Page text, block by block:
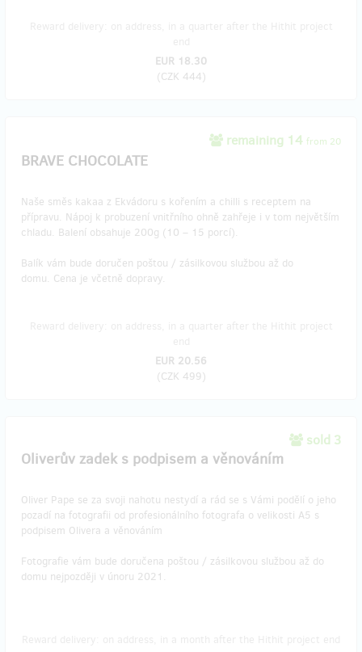
EUR 18.30
(CZK 444)
remaining 14 from 20
BRAVE CHOCOLATE
Naše směs kakaa z Ekvádoru s kořením a chilli s receptem na
přípravu. Nápoj k probuzení vnitřního ohně zahřeje i v tom největším
chladu. Balení obsahuje 200g (10 – 15 porcí).
Balík vám bude doručen poštou / zásilkovou službou až do
domu. Cena je včetně dopravy.
EUR 20.56
(CZK 499)
sold 3
Oliverův zadek s podpisem a věnováním
Oliver Pape se za svoji nahotu nestydí a rád se s Vámi podělí o jeho
pozadí na fotografii od profesionálního fotografa o velikosti A5 s
podpisem Olivera a věnováním
Fotografie vám bude doručena poštou / zásilkovou službou až do
domu nejpozději v únoru 2021.